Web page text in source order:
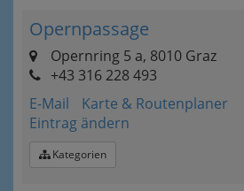
Opernpassage
Opernring 5 a, 8010 Graz
+43 316 228 493
E-Mail
Karte & Routenplaner
Eintrag ändern
Kategorien